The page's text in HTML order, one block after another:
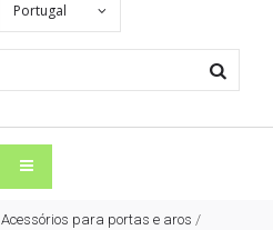
Portugal
Acessórios para portas e aros /